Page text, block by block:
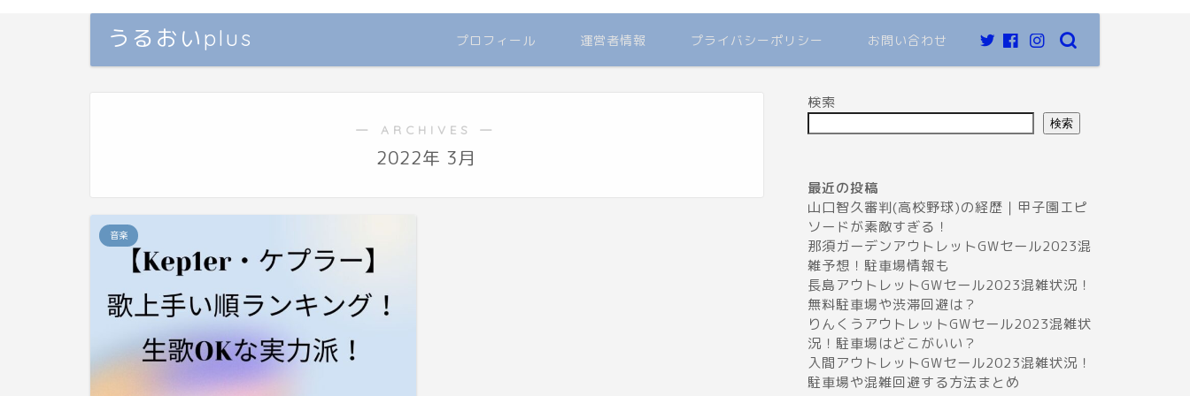
うるおいplus プロフィール 運営者情報 プライバシーポリシー お問い合わせ
― ARCHIVES ―
2022年 3月
音楽
検索
検索
最近の投稿
山口智久審判(高校野球)の経歴｜甲子園エピ
ソードが素敵すぎる！
那須ガーデンアウトレットGWセール2023混
雑予想！駐車場情報も
長島アウトレットGWセール2023混雑状況！
無料駐車場や渋滞回避は？
りんくうアウトレットGWセール2023混雑状
況！駐車場はどこがいい？
入間アウトレットGWセール2023混雑状況！
駐車場や混雑回避する方法まとめ